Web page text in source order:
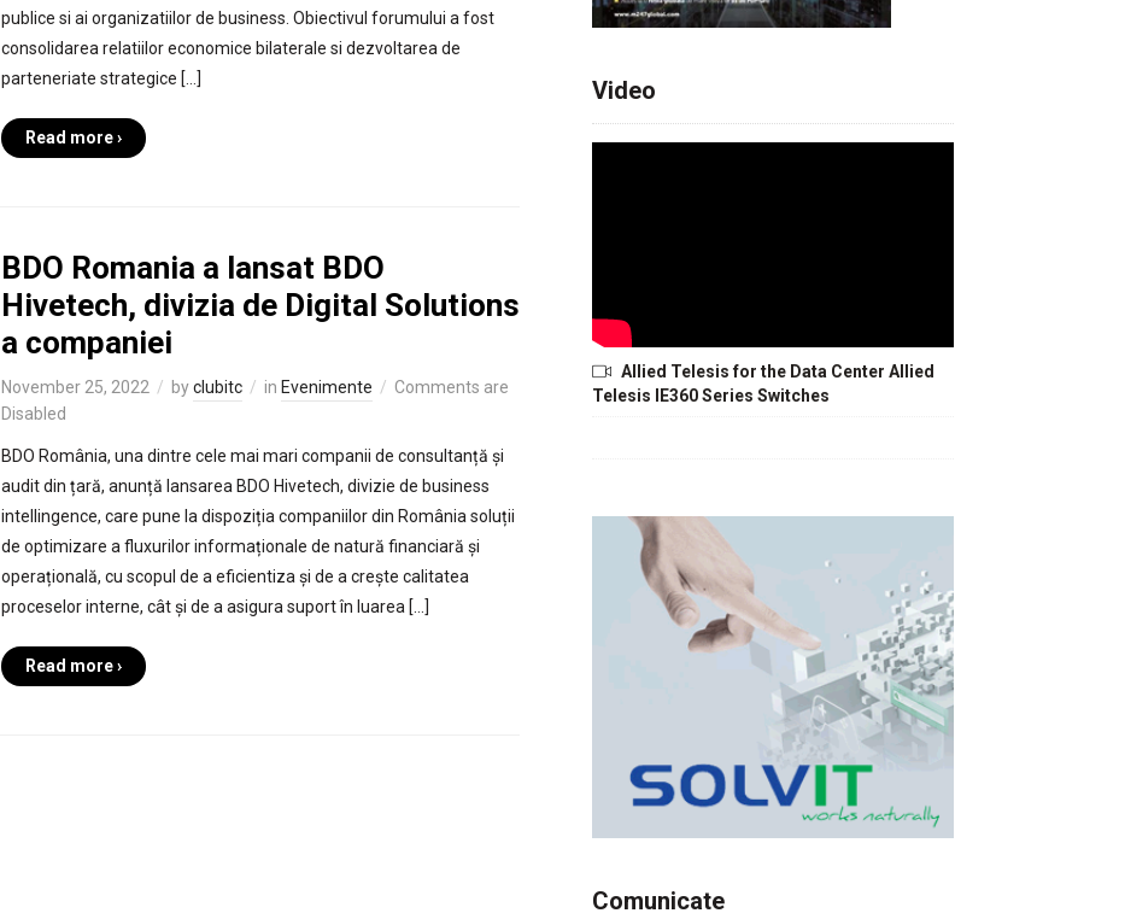
publice si ai organizatiilor de business. Obiectivul forumului a fost
consolidarea relatiilor economice bilaterale si dezvoltarea de
parteneriate strategice […]
Read more ›
BDO Romania a lansat BDO
Hivetech, divizia de Digital Solutions
a companiei
November 25, 2022 byclubitc in Evenimente
Comments are
Disabled
BDO România, una dintre cele mai mari companii de consultanță și
audit din țară, anunță lansarea BDO Hivetech, divizie de business
intellingence, care pune la dispoziția companiilor din România soluții
de optimizare a fluxurilor informaționale de natură financiară și
operațională, cu scopul de a eficientiza și de a crește calitatea
proceselor interne, cât și de a asigura suport în luarea […]
Read more ›
Video
Allied Telesis for the Data Center Allied
Telesis IE360 Series Switches
Comunicate